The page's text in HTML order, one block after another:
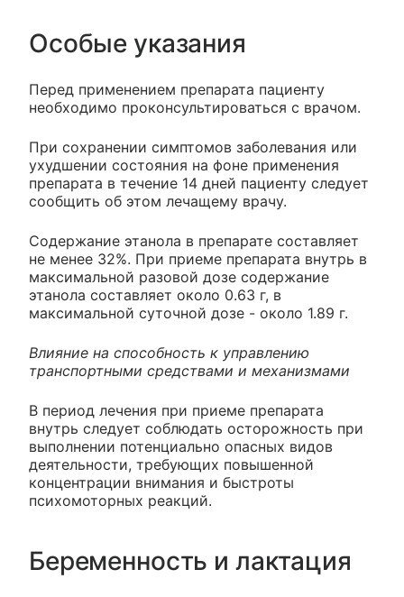
Особые указания
Перед применением препарата пациенту
необходимо проконсультироваться с врачом.
При сохранении симптомов заболевания или
ухудшении состояния на фоне применения
препарата в течение 14 дней пациенту следует
сообщить об этом лечащему врачу.
Содержание этанола в препарате составляет
не менее 32%. При приеме препарата внутрь в
максимальной разовой дозе содержание
этанола составляет около 0.63 г, в
максимальной суточной дозе - около 1.89 г.
Влияние на способность к управлению
транспортными средствами и механизмами
В период лечения при приеме препарата
внутрь следует соблюдать осторожность при
выполнении потенциально опасных видов
деятельности, требующих повышенной
концентрации внимания и быстроты
психомоторных реакций.
Беременность и лактация